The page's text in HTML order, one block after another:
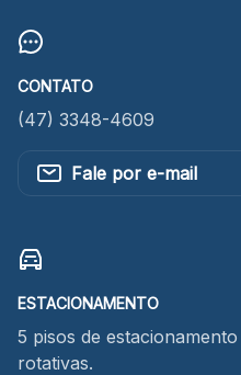
CONTATO
(47) 3348-4609
Fale por e-mail
ESTACIONAMENTO
5 pisos de
rotativas.